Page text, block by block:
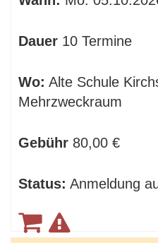
Dauer 10 Termine
Wo: Alte Schule
Mehrzweckraum
Gebühr 80,00 €
Status: Anmeldung